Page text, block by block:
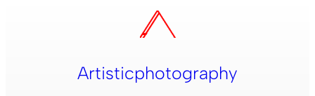
Artisticphotography